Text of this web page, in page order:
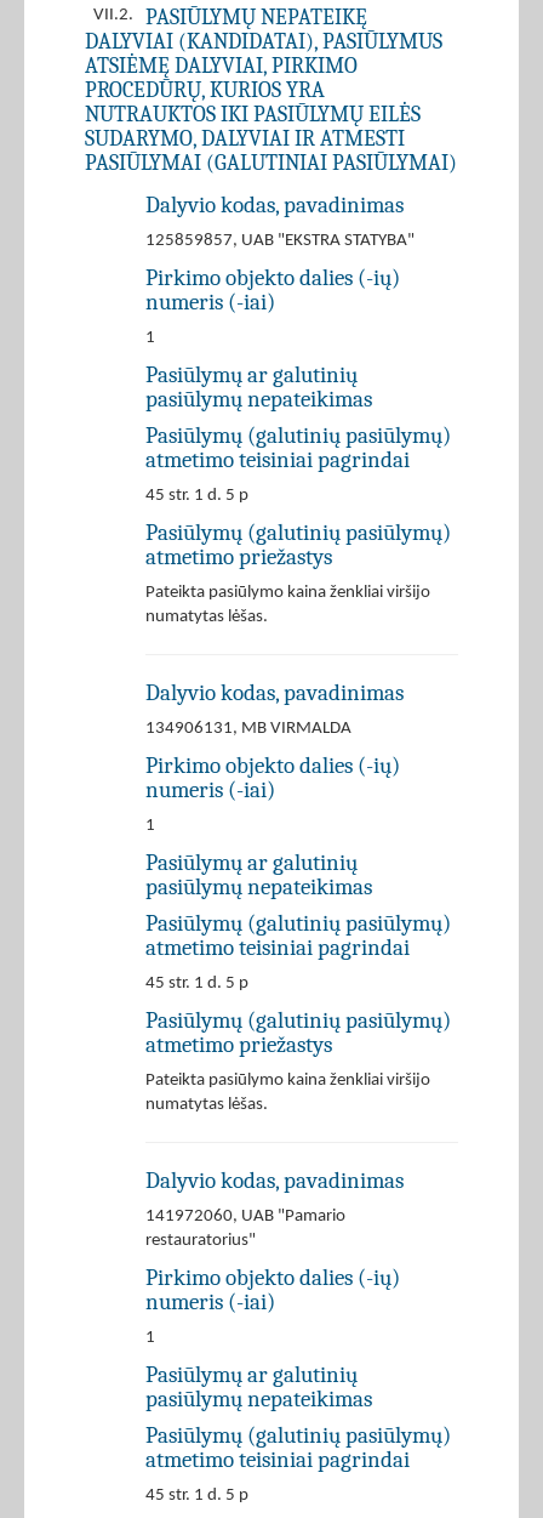
VII.2.
PASIŪLYMŲ NEPATEIKĘ
DALYVIAI (KANDIDATAI), PASIŪLYMUS
ATSIĖMĘ DALYVIAI, PIRKIMO
PROCEDŪRŲ, KURIOS YRA
NUTRAUKTOS IKI PASIŪLYMŲ EILĖS
SUDARYMO, DALYVIAI IR ATMESTI
PASIŪLYMAI (GALUTINIAI PASIŪLYMAI)
Dalyvio kodas, pavadinimas
125859857, UAB "EKSTRA STATYBA"
Pirkimo objekto dalies (-ių)
numeris (-iai)
1
Pasiūlymų ar galutinių
pasiūlymų nepateikimas
Pasiūlymų (galutinių pasiūlymų)
atmetimo teisiniai pagrindai
45 str. 1 d. 5 p
Pasiūlymų (galutinių pasiūlymų)
atmetimo priežastys
Pateikta pasiūlymo kaina ženkliai viršijo
numatytas lėšas.
Dalyvio kodas, pavadinimas
134906131, MB VIRMALDA
Pirkimo objekto dalies (-ių)
numeris (-iai)
1
Pasiūlymų ar galutinių
pasiūlymų nepateikimas
Pasiūlymų (galutinių pasiūlymų)
atmetimo teisiniai pagrindai
45 str. 1 d. 5 p
Pasiūlymų (galutinių pasiūlymų)
atmetimo priežastys
Pateikta pasiūlymo kaina ženkliai viršijo
numatytas lėšas.
Dalyvio kodas, pavadinimas
141972060, UAB "Pamario
restauratorius"
Pirkimo objekto dalies (-ių)
numeris (-iai)
1
Pasiūlymų ar galutinių
pasiūlymų nepateikimas
Pasiūlymų (galutinių pasiūlymų)
atmetimo teisiniai pagrindai
45 str. 1 d. 5 p